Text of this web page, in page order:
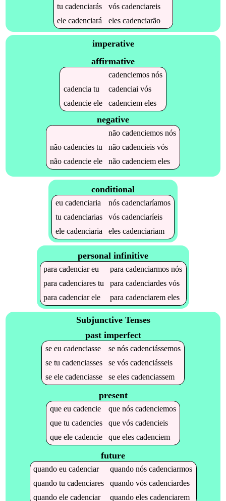
tucadenciarás vóscadenciareis
elecadenciará elescadenciarão
imperative
affirmative
cadenciemosnós
cadencia tu cadenciai vós
cadencieele cadenciemeles
negative
não cadenciemosnós
não cadenciestu não cadencieisvós
não cadencieele não cadenciemeles
conditional
eu cadenciaria nós cadenciaríamos
tu cadenciarias vós cadenciaríeis
ele cadenciaria eles cadenciariam
personal infinitive
paracadenciareu paracadenciarmos nós
paracadenciares tu paracadenciardes vós
paracadenciarele paracadenciarem eles
Subjunctive Tenses
past imperfect
se eu cadenciasse se nós cadenciássemos
se tu cadenciasses se vós cadenciásseis
se ele cadenciasse se eles cadenciassem
present
que eu cadencie que nós cadenciemos
que tu cadencies que vós cadencieis
que ele cadencie que eles cadenciem
future
quandoeucadenciar quandonóscadenciarmos
quandotucadenciares quandovóscadenciardes
quandoelecadenciar quandoelescadenciarem